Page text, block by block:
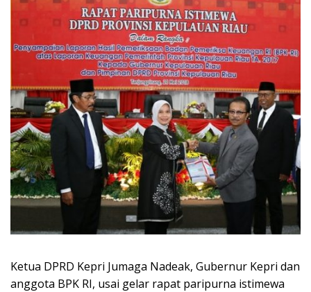
Ketua DPRD Kepri Jumaga Nadeak, Gubernur Kepri dan
anggota BPK RI, usai gelar rapat paripurna istimewa